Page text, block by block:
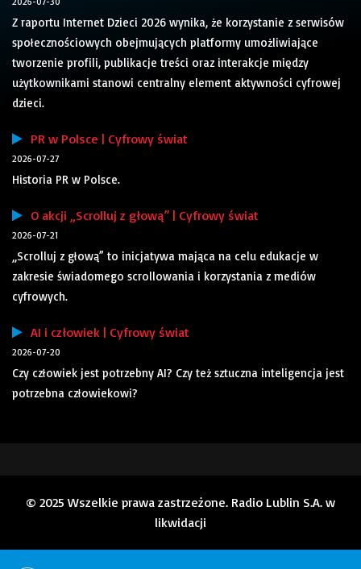
Z raportu Internet Dzieci 2026 wynika, że korzystanie z serwisów
społecznościowych obejmujących platformy umożliwiające
tworzenie profili, publikacje treści oraz interakcje między
użytkownikami stanowi centralny element aktywności cyfrowej
dzieci.
PR w Polsce | Cyfrowy świat
2026-07-27
Historia PR w Polsce.
O akcji „Scrolluj z głową” | Cyfrowy świat
2026-07-21
„Scrolluj z głową” to inicjatywa mająca na celu edukacje w
zakresie świadomego scrollowania i korzystania z mediów
cyfrowych.
AI i człowiek | Cyfrowy świat
2026-07-20
Czy człowiek jest potrzebny AI? Czy też sztuczna inteligencja jest
potrzebna człowiekowi?
© 2025 Wszelkie prawa zastrzeżone. Radio Lublin S.A. w
likwidacji